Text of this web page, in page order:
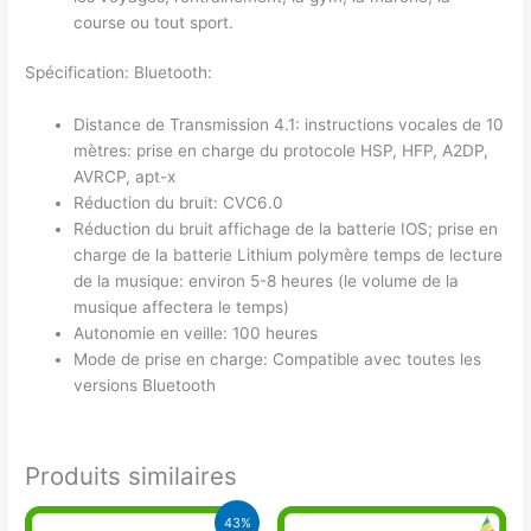
course ou tout sport.
Spécification: Bluetooth:
Distance de Transmission 4.1: instructions vocales de 10
mètres: prise en charge du protocole HSP, HFP, A2DP,
AVRCP, apt-x
Réduction du bruit: CVC6.0
Réduction du bruit affichage de la batterie IOS; prise en
charge de la batterie Lithium polymère temps de lecture
de la musique: environ 5-8 heures (le volume de la
musique affectera le temps)
Autonomie en veille: 100 heures
Mode de prise en charge: Compatible avec toutes les
versions Bluetooth
Produits similaires
43%
Le
Le